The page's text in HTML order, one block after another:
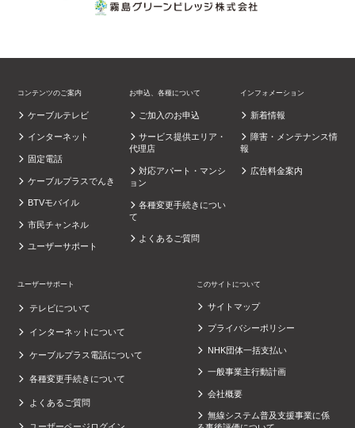
コンテンツのご案内
ケーブルテレビ
インターネット
固定電話
ケーブルプラスでんき
BTVモバイル
市民チャンネル
ユーザーサポート
お申込、各種について
ご加入のお申込
サービス提供エリア・
代理店
対応アパート・マンシ
ョン
各種変更手続きについ
て
よくあるご質問
インフォメーション
新着情報
障害・メンテナンス情
報
広告料金案内
ユーザーサポート
テレビについて
インターネットについて
ケーブルプラス電話について
各種変更手続きについて
よくあるご質問
このサイトについて
サイトマップ
プライバシーポリシー
NHK団体一括支払い
一般事業主行動計画
会社概要
無線システム普及支援事業に係